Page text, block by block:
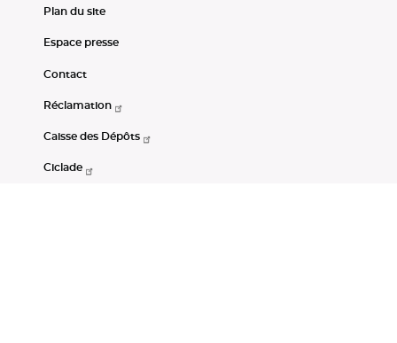
Plan du site
Espace presse
Contact
Réclamation
Caisse des Dépôts
Ciclade